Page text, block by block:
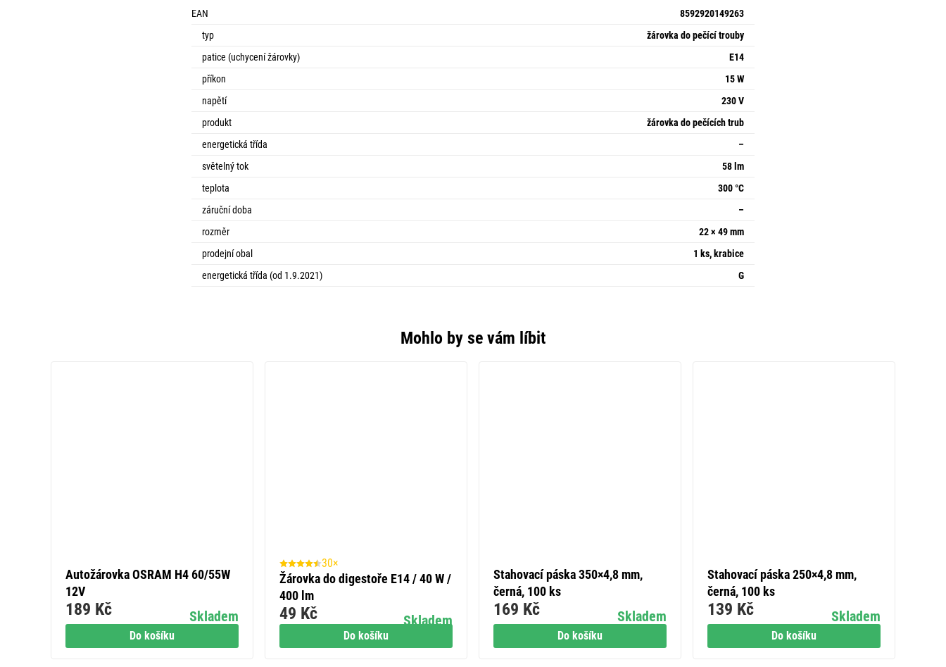
EAN
8592920149263
typ
žárovka do pečící trouby
patice (uchycení žárovky)
E14
příkon
15 W
napětí
230 V
produkt
žárovka do pečících trub
energetická třída
–
světelný tok
58 lm
teplota
300 °C
záruční doba
–
rozměr
22 × 49 mm
prodejní obal
1 ks, krabice
energetická třída (od 1.9.2021)
G
Mohlo by se vám líbit
Do košíku
Autožárovka OSRAM H4 60/55W
12V
Skladem
189 Kč
Do košíku
30×
Žárovka do digestoře E14 / 40 W /
400 lm
Skladem
49 Kč
Do košíku
Stahovací páska 350×4,8 mm,
černá, 100 ks
Skladem
169 Kč
Do košíku
Stahovací páska 250×4,8 mm,
černá, 100 ks
Skladem
139 Kč